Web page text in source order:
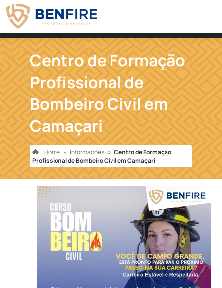
Centro de Formação
Profissional de
Bombeiro Civil em
Camaçari
Home » Informações » Centro de Formação
Profissional de Bombeiro Civil em Camaçari